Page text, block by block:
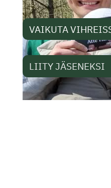
VAIKUTA
LIITY JÄSENEKSI